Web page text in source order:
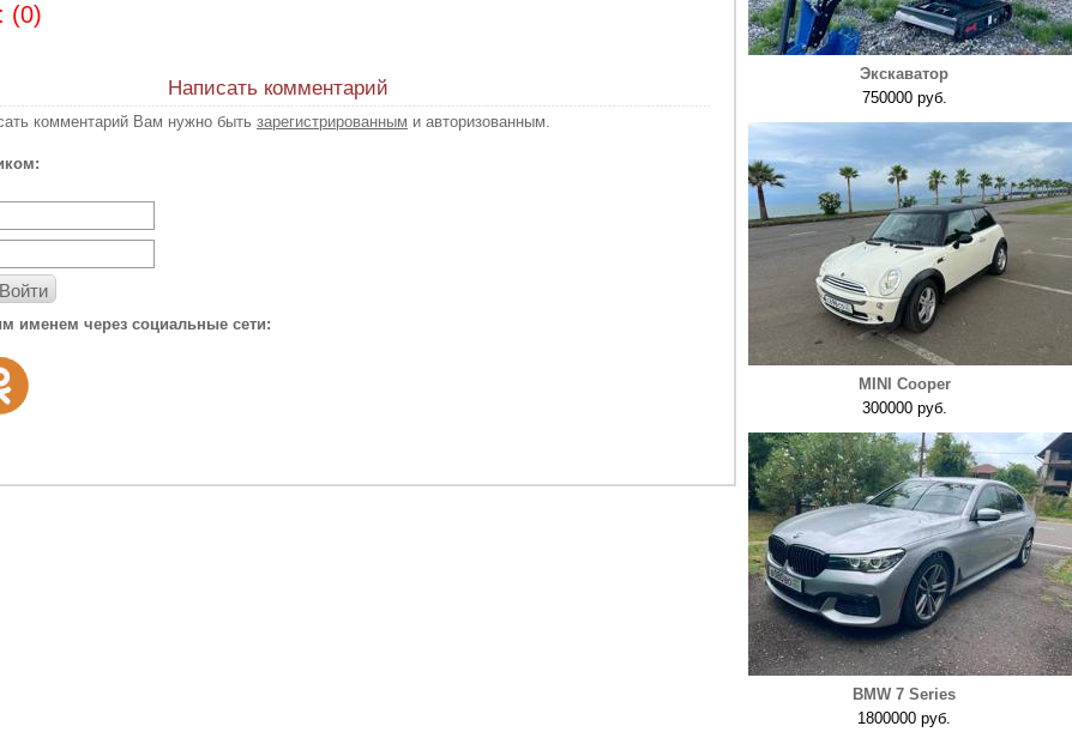
(0)
Написать комментарий
комментарий Вам нужно быть зарегистрированным и авторизованным.
Войти
именем через социальные сети:
Экскаватор
750000 руб.
MINI Cooper
300000 руб.
BMW 7 Series
1800000 руб.